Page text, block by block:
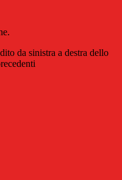
da sinistra a destra dello